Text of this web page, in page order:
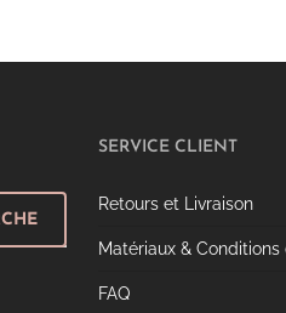
SERVICE CLIENT
Retours et Livraison
Matériaux & Conditions
FAQ